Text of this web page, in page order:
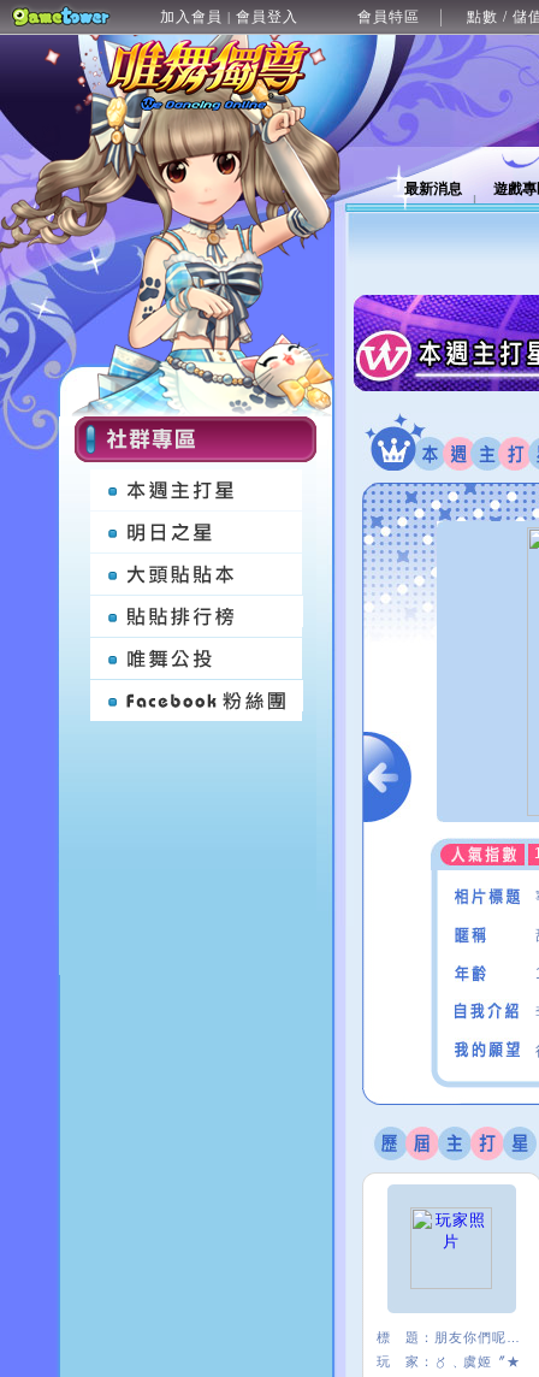
加入會員 | 會員登入 會員特區 點數 / 儲
最新消息 遊戲
標 題：
玩 家：
〥﹑虞姬〞★